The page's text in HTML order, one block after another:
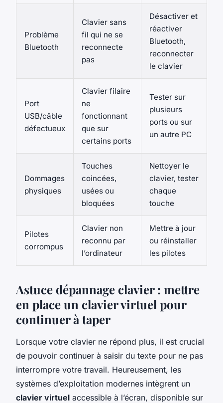
Problème
Bluetooth
Clavier sans
fil qui ne se
reconnecte
pas
Désactiver et
réactiver
Bluetooth,
reconnecter
le clavier
Port
USB/câble
défectueux
Clavier filaire
ne
fonctionnant
que sur
certains ports
Tester sur
plusieurs
ports ou sur
un autre PC
Dommages
physiques
Touches
coincées,
usées ou
bloquées
Nettoyer le
clavier, tester
chaque
touche
Pilotes
corrompus
Clavier non
reconnu par
l’ordinateur
Mettre à jour
ou réinstaller
les pilotes
Astuce dépannage clavier : mettre
en place un clavier virtuel pour
continuer à taper
Lorsque votre clavier ne répond plus, il est crucial
de pouvoir continuer à saisir du texte pour ne pas
interrompre votre travail. Heureusement, les
systèmes d’exploitation modernes intègrent un
clavier virtuel accessible à l’écran, disponible sur